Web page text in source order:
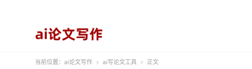
当前位置： ai论文写作  ai写论文工具  正文